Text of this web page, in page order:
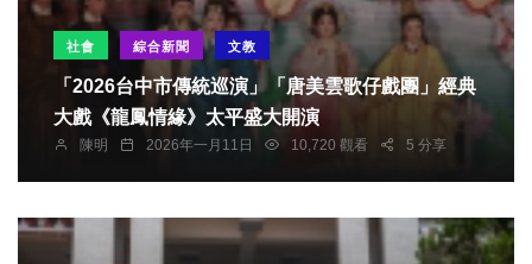
社會 綜合新聞 文教
「2026台中市傳統巡演」「唐美雲歌仔戲團」經典
大戲《龍鳳情緣》太平盛大開演
陳明 2026年一月11日 10,720 觀看 5 分享